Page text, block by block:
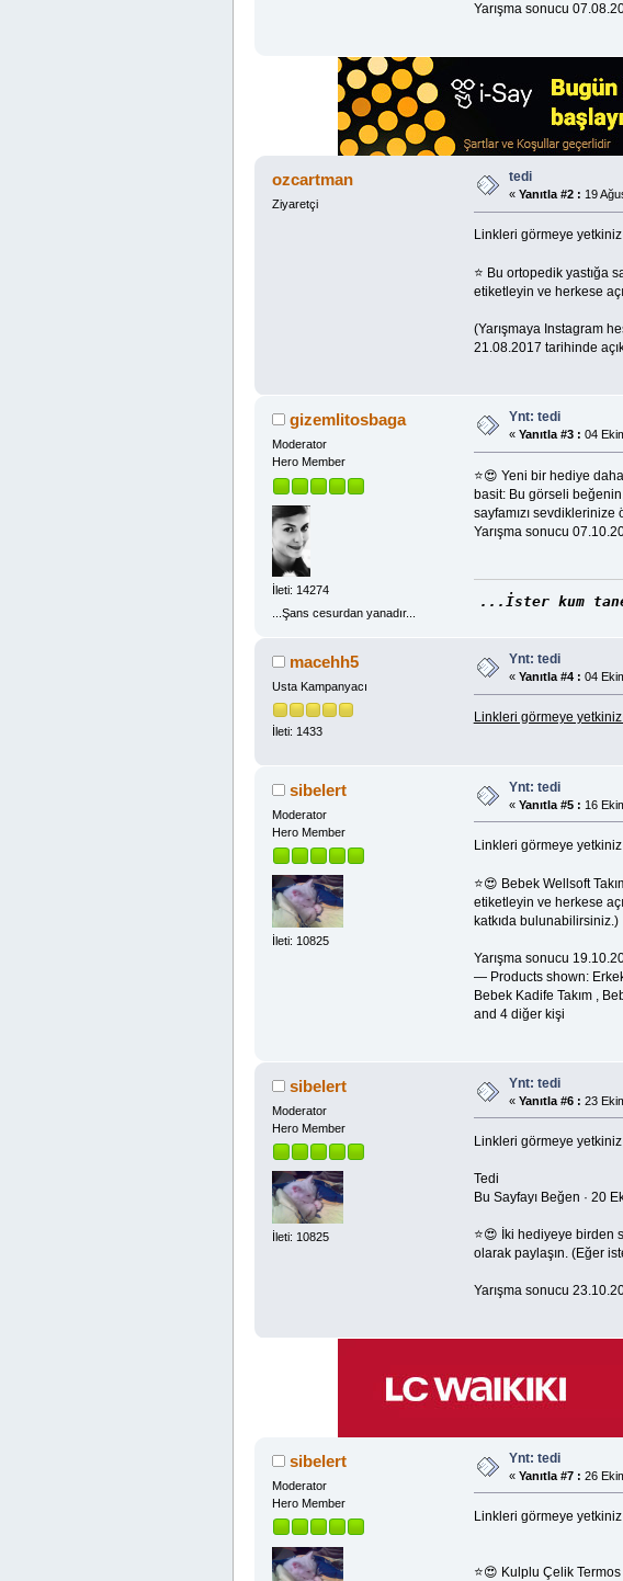
Yarışma sonucu
ozcartman
Ziyaretçi
tedi
« Yanıtla #2 : 19
Linkleri görmeye
⭐ Bu ortopedik yastığa
etiketleyin ve herkese
(Yarışmaya Instagram
21.08.2017 tarihinde
gizemlitosbaga
Moderator
Hero Member
İleti: 14274
...Şans cesurdan yanadır...
Ynt: tedi
« Yanıtla #3 : 04
⭐😍 Yeni bir hediye
basit: Bu görseli
sayfamızı
Yarışma sonucu
...İster kum
macehh5
Usta Kampanyacı
İleti: 1433
Ynt: tedi
« Yanıtla #4 : 04
Linkleri görmeye
sibelert
Moderator
Hero Member
İleti: 10825
Ynt: tedi
« Yanıtla #5 : 16
Linkleri görmeye yetkiniz
⭐😍 Bebek Wellsoft
etiketleyin ve herkese
katkıda bulunabilirsiniz.)
Yarışma sonucu
— Products shown: Erkek
Bebek Kadife Takım ,
and 4 diğer kişi
sibelert
Moderator
Hero Member
İleti: 10825
Ynt: tedi
« Yanıtla #6 : 23
Linkleri görmeye yetkiniz
Tedi
Bu Sayfayı Beğen · 20
⭐😍 İki hediyeye birden
olarak paylaşın. (Eğer
Yarışma sonucu
sibelert
Moderator
Hero Member
Ynt: tedi
« Yanıtla #7 : 26
Linkleri görmeye
⭐😍 Kulplu Çelik